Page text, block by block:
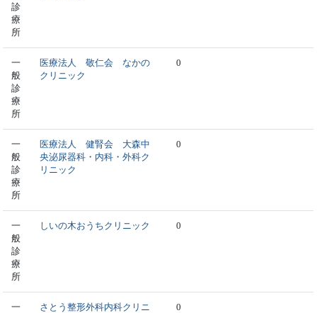
診
療
所
一
般
診
療
所
医療法人 敬仁会 なかの
クリニック
0
一
般
診
療
所
医療法人 健腎会 大森中
央泌尿器科・内科・外科ク
リニック
0
一
般
診
療
所
しいの木おうちクリニック 0
一
さとう整形外科内科クリニ
0